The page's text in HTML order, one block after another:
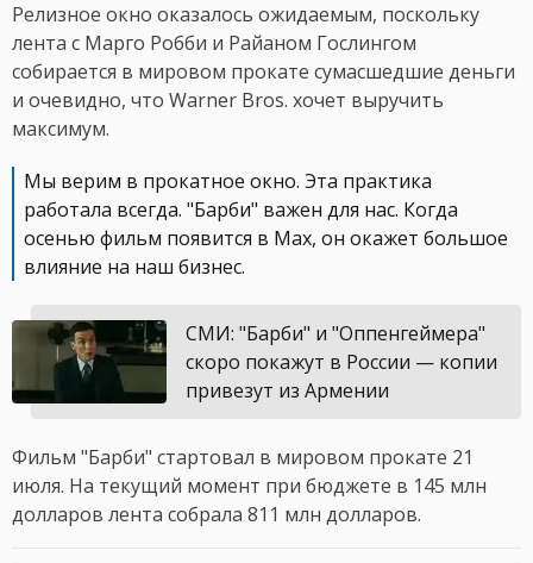
Релизное окно оказалось ожидаемым, поскольку
лента с Марго Робби и Райаном Гослингом
собирается в мировом прокате сумасшедшие деньги
и очевидно, что Warner Bros. хочет выручить
максимум.
Мы верим в прокатное окно. Эта практика
работала всегда. "Барби" важен для нас. Когда
осенью фильм появится в Max, он окажет большое
влияние на наш бизнес.
СМИ: "Барби" и "Оппенгеймера"
скоро покажут в России — копии
привезут из Армении
Фильм "Барби" стартовал в мировом прокате 21
июля. На текущий момент при бюджете в 145 млн
долларов лента собрала 811 млн долларов.